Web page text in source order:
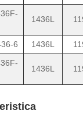
1436L
6 1436L
1436L